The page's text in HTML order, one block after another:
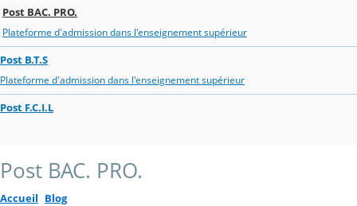
Post BAC. PRO.
Plateforme d'admission dans l'enseignement supérieur
Post B.T.S
Plateforme d'admission dans l'enseignement supérieur
Post F.C.I.L
Post BAC. PRO.
Accueil Blog